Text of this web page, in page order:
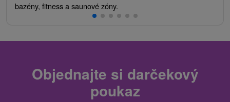
bazény, fitness a saunové zóny.
Objednajte si darčekový
poukaz